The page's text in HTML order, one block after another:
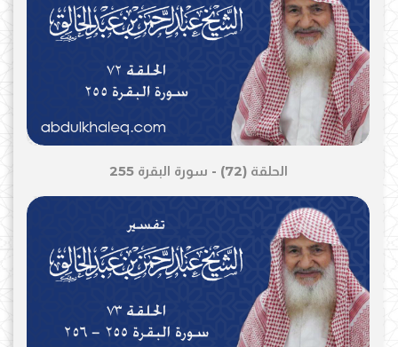
الحلقة (72) - سورة البقرة 255